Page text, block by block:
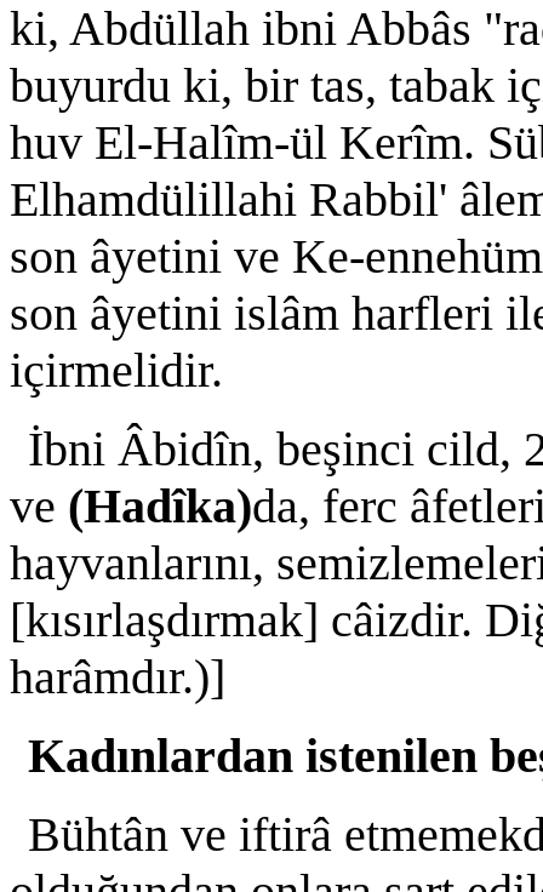
ki, Abdüllah ibni Abbâs
buyurdu ki, bir tas, tabak
huv El-Halîm-ül Kerîm.
Elhamdülillahi Rabbil'
son âyetini ve Ke-
son âyetini islâm harfleri
içirmelidir.
İbni Âbidîn, beşinci cild,
ve (Hadîka)da, ferc
hayvanlarını,
[kısırlaşdırmak] câizdir.
harâmdır.)]
Kadınlardan istenilen
Bühtân ve iftirâ